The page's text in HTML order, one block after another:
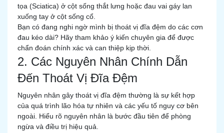
tọa (Sciatica) ở cột sống thắt lưng hoặc đau vai gáy lan
xuống tay ở cột sống cổ.
Bạn có đang nghi ngờ mình bị thoát vị đĩa đệm do các cơn
đau kéo dài? Hãy tham khảo ý kiến chuyên gia để được
chẩn đoán chính xác và can thiệp kịp thời.
2. Các Nguyên Nhân Chính Dẫn
Đến Thoát Vị Đĩa Đệm
Nguyên nhân gây thoát vị đĩa đệm thường là sự kết hợp
của quá trình lão hóa tự nhiên và các yếu tố nguy cơ bên
ngoài. Hiểu rõ nguyên nhân là bước đầu tiên để phòng
ngừa và điều trị hiệu quả.